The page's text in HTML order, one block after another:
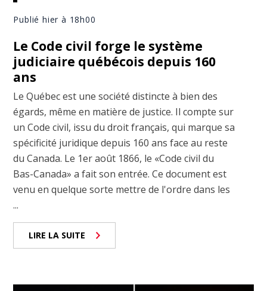
Publié hier à 18h00
Le Code civil forge le système
judiciaire québécois depuis 160
ans
Le Québec est une société distincte à bien des
égards, même en matière de justice. Il compte sur
un Code civil, issu du droit français, qui marque sa
spécificité juridique depuis 160 ans face au reste
du Canada. Le 1er août 1866, le «Code civil du
Bas-Canada» a fait son entrée. Ce document est
venu en quelque sorte mettre de l'ordre dans les
...
LIRE LA SUITE